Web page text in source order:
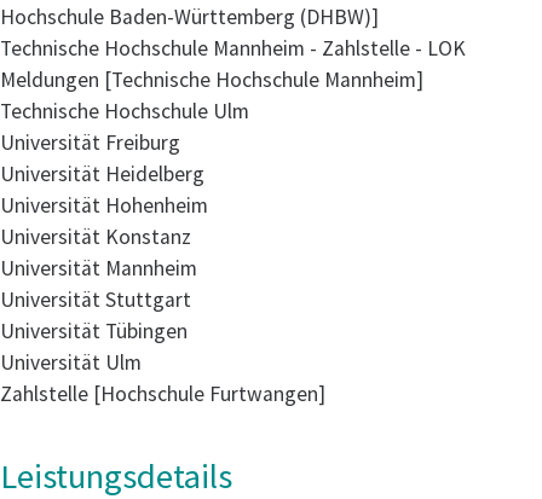
Hochschule Baden-Württemberg (DHBW)]
Technische Hochschule Mannheim - Zahlstelle - LOK
Meldungen [Technische Hochschule Mannheim]
Technische Hochschule Ulm
Universität Freiburg
Universität Heidelberg
Universität Hohenheim
Universität Konstanz
Universität Mannheim
Universität Stuttgart
Universität Tübingen
Universität Ulm
Zahlstelle [Hochschule Furtwangen]
Leistungsdetails